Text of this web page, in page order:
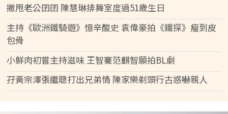
撇甩老公囝囝 陳慧琳排舞室度過51歲生日
主持《歐洲鐵騎遊》憶辛酸史 袁偉豪拍《鐵探》瘦到皮
包骨
小鮮肉初嘗主持滋味 王智騫范麒智願拍BL劇
孖黃宗澤張繼聰打出兄弟情 陳家樂剃頭行古惑嚇親人